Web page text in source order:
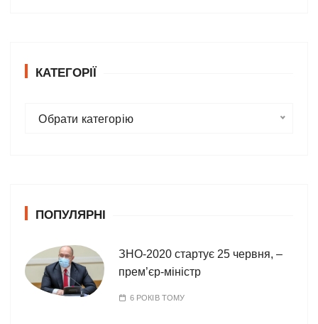
КАТЕГОРІЇ
р
Обрати категорію
ПОПУЛЯРНІ
ЗНО-2020 стартує 25 червня, –
прем’єр-міністр
6 РОКІВ ТОМУ